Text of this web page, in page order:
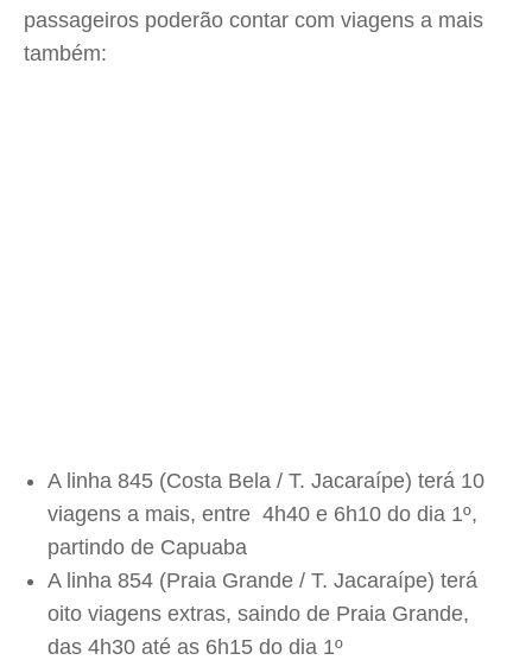
passageiros poderão contar com viagens a mais
também:
A linha 845 (Costa Bela / T. Jacaraípe) terá 10
viagens a mais, entre 4h40 e 6h10 do dia 1º,
partindo de Capuaba
A linha 854 (Praia Grande / T. Jacaraípe) terá
oito viagens extras, saindo de Praia Grande,
das 4h30 até as 6h15 do dia 1º